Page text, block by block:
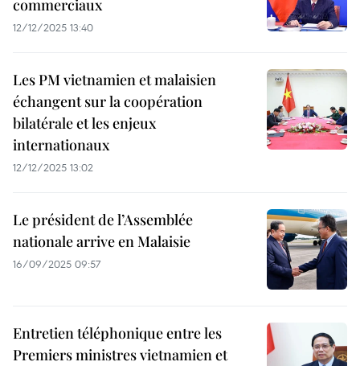
commerciaux
12/12/2025 13:40
Les PM vietnamien et malaisien
échangent sur la coopération
bilatérale et les enjeux
internationaux
12/12/2025 13:02
Le président de l’Assemblée
nationale arrive en Malaisie
16/09/2025 09:57
Entretien téléphonique entre les
Premiers ministres vietnamien et